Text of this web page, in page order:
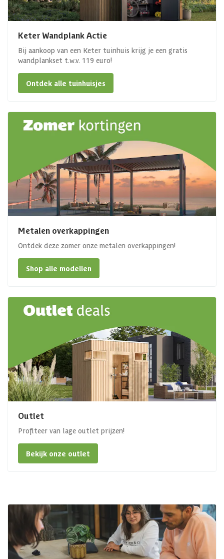
Keter Wandplank Actie
Bij aankoop van een Keter tuinhuis krijg je een gratis
wandplankset t.w.v. 119 euro!
Ontdek alle tuinhuisjes
Metalen overkappingen
Ontdek deze zomer onze metalen overkappingen!
Shop alle modellen
Outlet
Profiteer van lage outlet prijzen!
Bekijk onze outlet